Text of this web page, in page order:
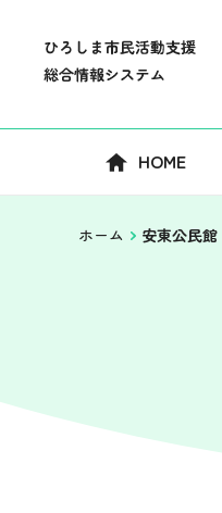
HOME
ホーム 安東公民館